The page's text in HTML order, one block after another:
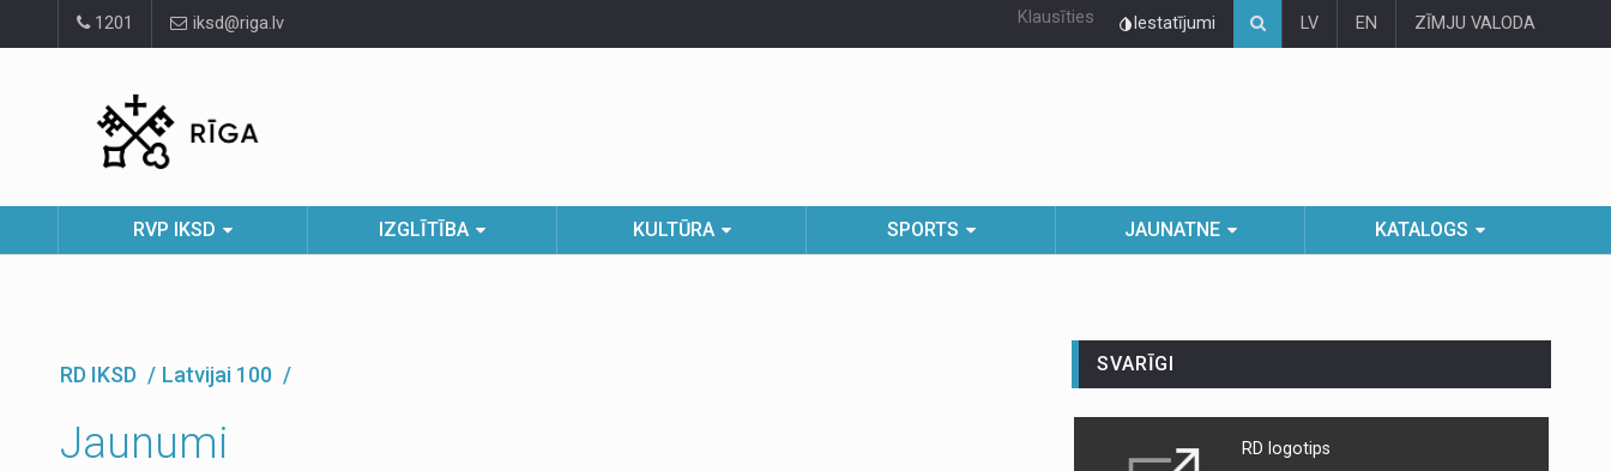
1201 iksd@riga.lv Klausīties Iestatījumi LV EN ZĪMJU VALODA
RVP IKSD IZGLĪTĪBA KULTŪRA SPORTS JAUNATNE KATALOGS
RD IKSD Latvijai 100
Jaunumi
SVARĪGI
RD logotips